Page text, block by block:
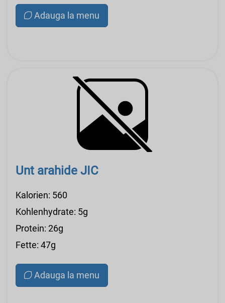
Adauga la menu
Unt arahide JIC
Kalorien: 560
Kohlenhydrate: 5g
Protein: 26g
Fette: 47g
Adauga la menu